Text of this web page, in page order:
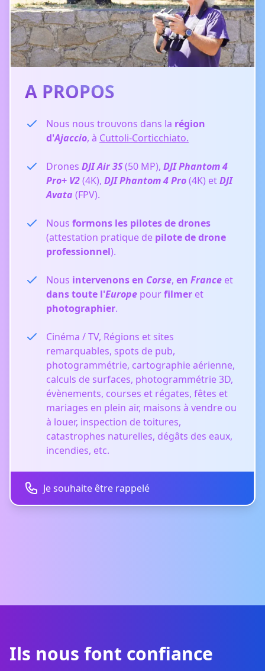
A PROPOS
Nous nous trouvons dans la région
d'Ajaccio, à Cuttoli-Corticchiato.
Drones DJI Air 3S(50 MP), DJI Phantom 4
Pro+ V2(4K), DJI Phantom 4 Pro(4K) etDJI
Avata (FPV).
Nous formons les pilotes de drones
(attestation pratique de pilote de drone
professionnel).
Nous intervenons en Corse, en France et
dans toute l'Europe pourfilmer et
photographier.
Cinéma / TV, Régions et sites
remarquables, spots de pub,
photogrammétrie, cartographie aérienne,
calculs de surfaces, photogrammétrie 3D,
évènements, courses et régates, fêtes et
mariages en plein air, maisons à vendre ou
à louer, inspection de toitures,
catastrophes naturelles, dégâts des eaux,
incendies, etc.
Je souhaite être rappelé
Ils nous font confiance